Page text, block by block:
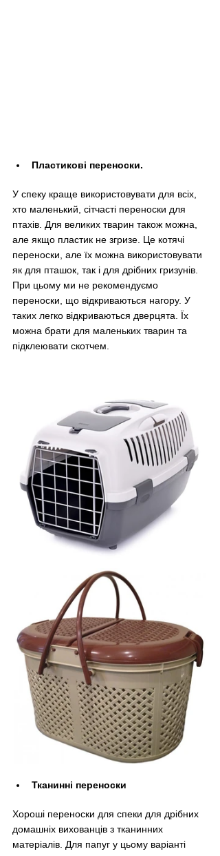
Пластикові переноски.
У спеку краще використовувати для всіх,
хто маленький, сітчасті переноски для
птахів. Для великих тварин також можна,
але якщо пластик не згризе. Це котячі
переноски, але їх можна використовувати
як для пташок, так і для дрібних гризунів.
При цьому ми не рекомендуємо
переноски, що відкриваються нагору. У
таких легко відкриваються дверцята. Їх
можна брати для маленьких тварин та
підклеювати скотчем.
Тканинні переноски
Хороші переноски для спеки для дрібних
домашніх вихованців з тканинних
матеріалів. Для папуг у цьому варіанті